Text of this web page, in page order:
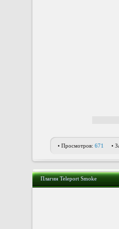
• Просмотров: 671 •
Плагин Teleport Smoke